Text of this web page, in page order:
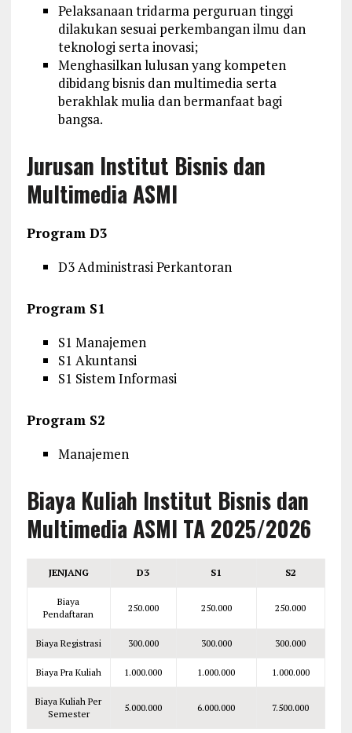
Pelaksanaan tridarma perguruan tinggi
dilakukan sesuai perkembangan ilmu dan
teknologi serta inovasi;
Menghasilkan lulusan yang kompeten
dibidang bisnis dan multimedia serta
berakhlak mulia dan bermanfaat bagi
bangsa.
Jurusan Institut Bisnis dan
Multimedia ASMI
Program D3
D3 Administrasi Perkantoran
Program S1
S1 Manajemen
S1 Akuntansi
S1 Sistem Informasi
Program S2
Manajemen
Biaya Kuliah Institut Bisnis dan
Multimedia ASMI TA 2025/2026
JENJANG D3 S1 S2
Biaya
Pendaftaran
250.000 250.000 250.000
Biaya Registrasi 300.000 300.000 300.000
Biaya Pra Kuliah 1.000.000 1.000.000 1.000.000
Biaya Kuliah Per
Semester
5.000.000 6.000.000 7.500.000